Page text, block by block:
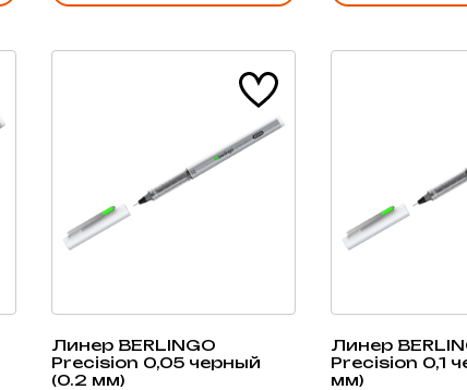
Линер BERLINGO
Precision 0,05 черный
(0.2 мм)
Линер
Precision 0,1
мм)